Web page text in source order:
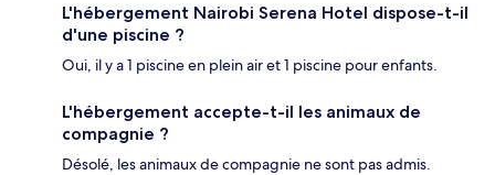
L'hébergement Nairobi Serena Hotel dispose-t-il
d'une piscine ?
Oui, il y a 1 piscine en plein air et 1 piscine pour enfants.
L'hébergement accepte-t-il les animaux de
compagnie ?
Désolé, les animaux de compagnie ne sont pas admis.